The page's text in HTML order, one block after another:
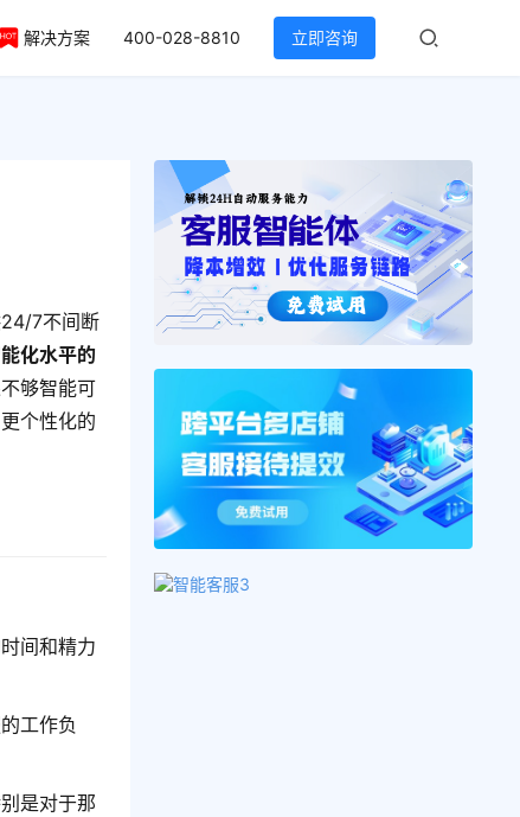
解决方案 400-028-8810 立即咨询
7不间断
化水平的
够智能可
个性化的
间和精力
工作负
是对于那